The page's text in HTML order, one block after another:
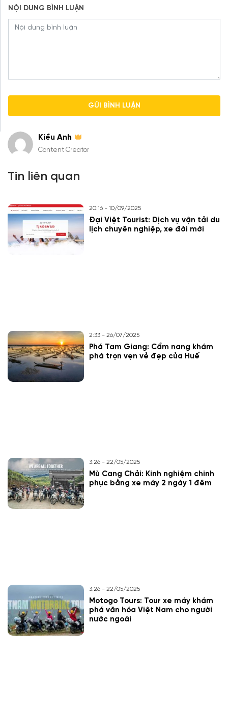
Kiều Anh
Content Creator
NỘI DUNG BÌNH LUẬN
Tin liên quan
20:16 - 10/09/2025
Đại Việt Tourist: Dịch vụ vận tải du
lịch chuyên nghiệp, xe đời mới
2:33 - 26/07/2025
Phá Tam Giang: Cẩm nang khám
phá trọn vẹn vẻ đẹp của Huế
3:26 - 22/05/2025
Mù Cang Chải: Kinh nghiệm chinh
phục bằng xe máy 2 ngày 1 đêm
3:26 - 22/05/2025
Motogo Tours: Tour xe máy khám
phá văn hóa Việt Nam cho người
nước ngoài